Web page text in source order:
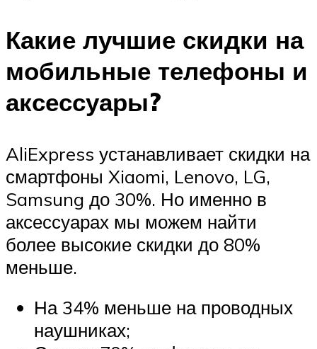
Какие лучшие скидки на
мобильные телефоны и
аксессуары?
AliExpress устанавливает скидки на
смартфоны Xiaomi, Lenovo, LG,
Samsung до 30%. Но именно в
аксессуарах мы можем найти
более высокие скидки до 80%
меньше.
На 34% меньше на проводных
наушниках;